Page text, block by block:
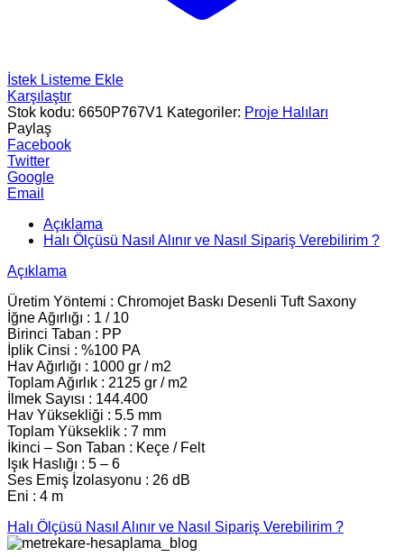
İstek Listeme Ekle
Karşılaştır
Stok kodu: 6650P767V1 Kategoriler: Proje Halıları
Paylaş
Facebook
Twitter
Google
Email
Açıklama
Halı Ölçüsü Nasıl Alınır ve Nasıl Sipariş Verebilirim ?
Açıklama
Üretim Yöntemi : Chromojet Baskı Desenli Tuft Saxony
İğne Ağırlığı : 1 / 10
Birinci Taban : PP
İplik Cinsi : %100 PA
Hav Ağırlığı : 1000 gr / m2
Toplam Ağırlık : 2125 gr / m2
İlmek Sayısı : 144.400
Hav Yüksekliği : 5.5 mm
Toplam Yükseklik : 7 mm
İkinci – Son Taban : Keçe / Felt
Işık Haslığı : 5 – 6
Ses Emiş İzolasyonu : 26 dB
Eni : 4 m
Halı Ölçüsü Nasıl Alınır ve Nasıl Sipariş Verebilirim ?